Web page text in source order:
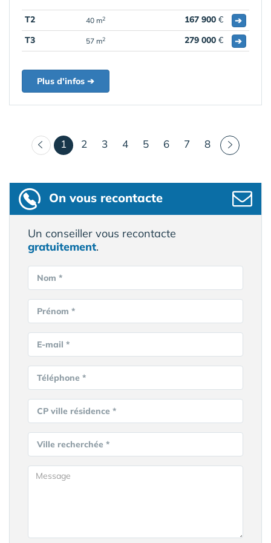
T2 40 m2 167 900 €
➔
T3
57 m2 279 000 € ➔
Plus d'infos ➔
1 (courant)
2 3 4 5 6 7 8
On vous recontacte
Un conseiller vous recontacte
gratuitement.
Nom *
Prénom *
E-mail *
Téléphone *
CP ville résidence *
Ville recherchée *